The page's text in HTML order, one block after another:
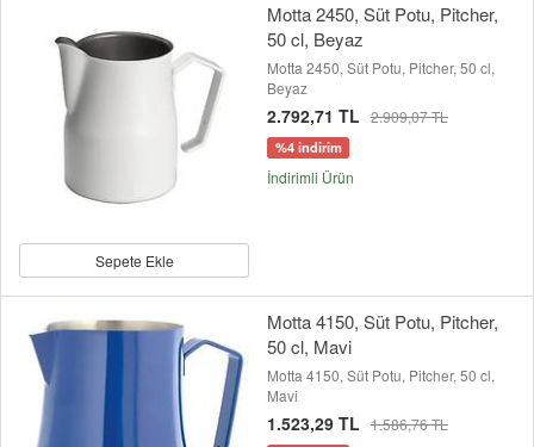
Sepete Ekle
Motta 2450, Süt Potu, Pitcher,
50 cl, Beyaz
Motta 2450, Süt Potu, Pitcher, 50 cl,
Beyaz
2.792,71 TL 2.909,07 TL
%4 indirim
İndirimli Ürün
Motta 4150, Süt Potu, Pitcher,
50 cl, Mavi
Motta 4150, Süt Potu, Pitcher, 50 cl,
Mavi
1.523,29 TL 1.586,76 TL